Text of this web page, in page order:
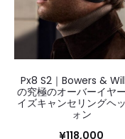
て
い
ま
す
し
い
順
Px8 S2｜Bowers &
の究極のオーバーイヤ
イズキャンセリングヘ
ォン
¥118,000